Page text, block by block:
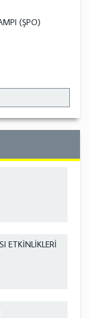
(ŞPO)
ETKİNLİKLERİ